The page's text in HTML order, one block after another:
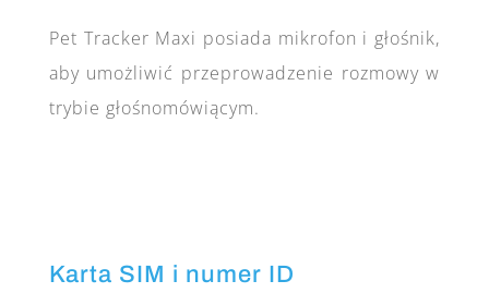
Pet Tracker Maxi posiada mikrofon i głośnik,
aby umożliwić przeprowadzenie rozmowy w
trybie głośnomówiącym.
Karta SIM i numer ID